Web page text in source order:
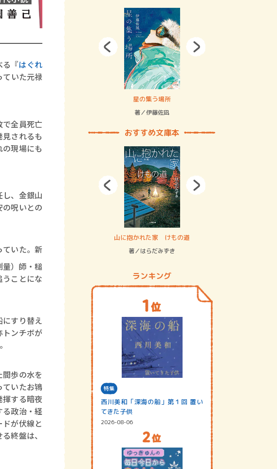
『はぐれ
ていた元禄
で全員死亡
されるも
現場にも
、金銀山
呪いとの
いた。新
量）師・槌
ことにな
すり替え
トンチボが
歩の水を
ていたお鴇
する暗夜
る政治・経
が伏線と
終盤は、
スリーサム！ 二重拘束の… 星の集う場所
著／伊藤佐凪
おすすめ文庫本
ット・イン・ザ・システム
著／デボラ・イン…
山に抱かれた家 けもの道
著／はらだみずき
ランキング
特集
西川美和「深海の船」第１回 置い
てきた子供
2026-08-06